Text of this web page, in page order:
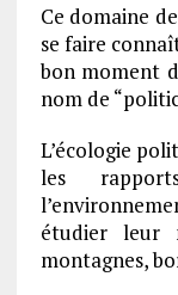
Ce domaine
se faire
bon moment
nom de
L’écologie
les
étudier leur
montagnes,